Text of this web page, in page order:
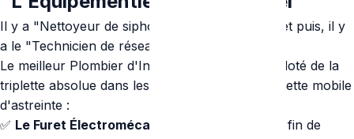
Il y a "Nettoyeur de siphon au grand vinaigre" et puis, il y
a le "Technicien de réseaux".
Le meilleur Plombier d'Intervention Rapide est doté de la
triplette absolue dans les ridelles de sa camionnette mobile
d'astreinte :
✅ Le Furet Électromécanique :
(Pas le ressort fin de